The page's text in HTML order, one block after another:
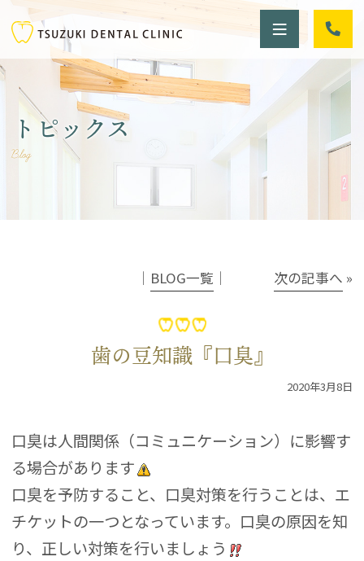
トピックス
Blog
│ BLOG一覧 │ 次の記事へ »
歯の豆知識『口臭』
2020年3月8日
口臭は人間関係（コミュニケーション）に影響す
る場合があります
口臭を予防すること、口臭対策を行うことは、エ
チケットの一つとなっています。口臭の原因を知
り、正しい対策を行いましょう